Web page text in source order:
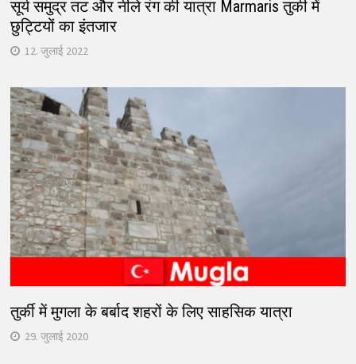
सूर्य समुद्र तट और नीले रंग की यात्रा Marmaris तुर्की में
छुट्टियों का इंतजार
12. जुलाई 2022
तुर्की में मुगला के बर्बाद शहरों के लिए साहसिक यात्रा
29. जुलाई 2020